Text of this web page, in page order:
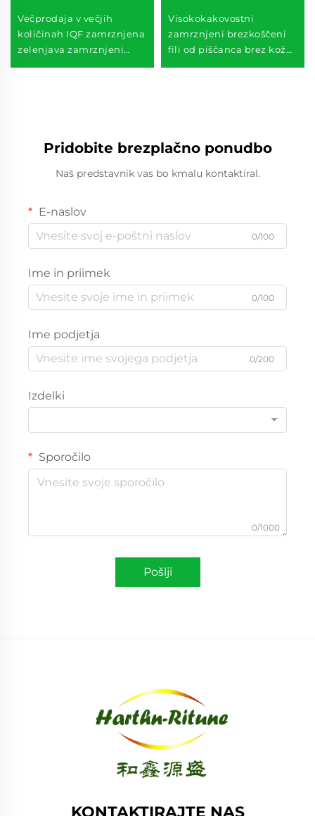
Večprodaja v večjih
količinah IQF zamrznjena
zelenjava zamrznjeni
Visokokakovostni
zamrznjeni brezkoščeni
fili od piščanca brez kože
Pridobite brezplačno ponudbo
Naš predstavnik vas bo kmalu kontaktiral.
E-naslov
0/100
Ime in priimek
0/100
Ime podjetja
0/200
Izdelki
Sporočilo
0/1000
Pošlji